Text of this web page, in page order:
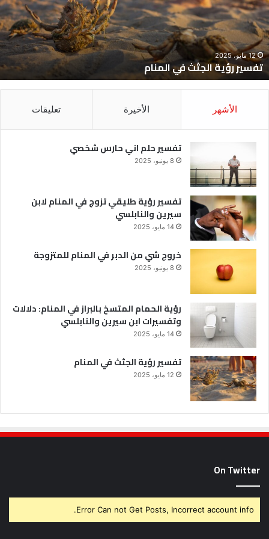
المنام
12 مايو، 2025
تفسير رؤية الجثث في المنام
الأشهر الأخيرة تعليقات
تفسير حلم اني حارس شخصي
8 يونيو، 2025
تفسير رؤية طليقي تزوج في المنام لابن
سيرين والنابلسي
14 مايو، 2025
خروج شي من الدبر في المنام للمتزوجة
8 يونيو، 2025
رؤية الحمام المتسخ بالبراز في المنام: دلالات
وتفسيرات ابن سيرين والنابلسي
14 مايو، 2025
تفسير رؤية الجثث في المنام
12 مايو، 2025
On Twitter
Error Can not Get Posts, Incorrect account info.